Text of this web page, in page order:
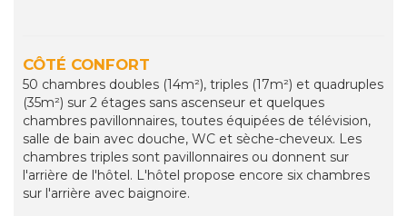
CÔTÉ CONFORT
50 chambres doubles (14m²), triples (17m²) et quadruples
(35m²) sur 2 étages sans ascenseur et quelques
chambres pavillonnaires, toutes équipées de télévision,
salle de bain avec douche, WC et sèche-cheveux. Les
chambres triples sont pavillonnaires ou donnent sur
l'arrière de l'hôtel. L'hôtel propose encore six chambres
sur l'arrière avec baignoire.